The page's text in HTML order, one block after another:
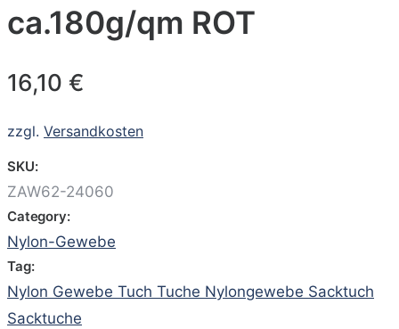
ca.180g/qm ROT
16,10 €
zzgl. Versandkosten
SKU:
ZAW62-24060
Category:
Nylon-Gewebe
Tag:
Nylon Gewebe Tuch Tuche Nylongewebe Sacktuch
Sacktuche